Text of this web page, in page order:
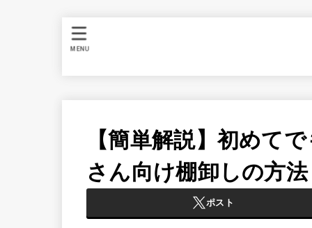
MENU
【簡単解説】初めて
さん向け棚卸しの方法
ポスト